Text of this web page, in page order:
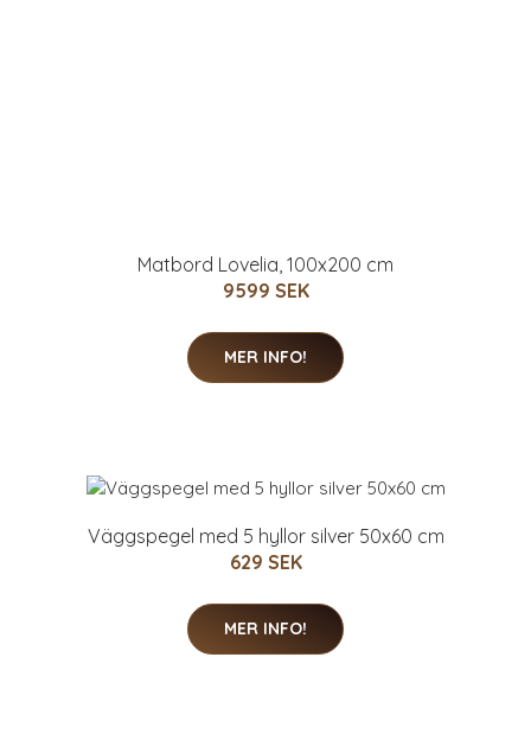
Matbord Lovelia, 100x200 cm
9599 SEK
MER INFO!
Väggspegel med 5 hyllor silver 50x60 cm
629 SEK
MER INFO!